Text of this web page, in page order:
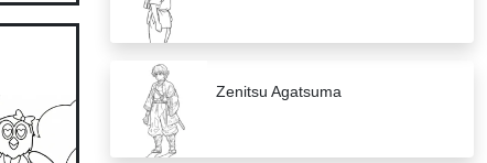
Zenitsu Agatsuma